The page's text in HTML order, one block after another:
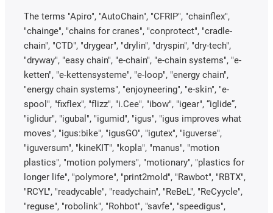
The terms "Apiro", "AutoChain", "CFRIP", "chainflex",
"chainge", "chains for cranes", "conprotect", "cradle-
chain", "CTD", "drygear", "drylin", "dryspin", "dry-tech",
"dryway", "easy chain", "e-chain", "e-chain systems", "e-
ketten", "e-kettensysteme", "e-loop", "energy chain",
"energy chain systems", "enjoyneering", "e-skin", "e-
spool", "fixflex", "flizz", "i.Cee", "ibow", "igear", “iglide”,
"iglidur", "igubal", "igumid", "igus", "igus improves what
moves", "igus:bike", "igusGO", "igutex", "iguverse",
"iguversum", "kineKIT", "kopla", "manus", "motion
plastics", "motion polymers", "motionary", "plastics for
longer life", "polymore", "print2mold", "Rawbot", "RBTX",
"RCYL", "readycable", "readychain", "ReBeL", "ReCyycle",
"reguse", "robolink", "Rohbot", "savfe", "speedigus",